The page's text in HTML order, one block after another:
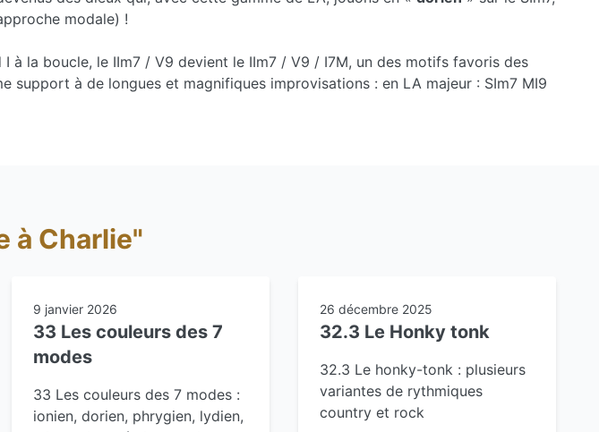
modale) !
à la boucle, le IIm7 / V9 devient le IIm7 / V9 / I7M, un des motifs favoris des
support à de longues et magnifiques improvisations : en LA majeur : SIm7 MI9
à Charlie"
9 janvier 2026
33 Les couleurs des 7
modes
33 Les couleurs des 7 modes :
ionien, dorien, phrygien, lydien,
26 décembre 2025
32.3 Le Honky tonk
32.3 Le honky-tonk : plusieurs
variantes de rythmiques
country et rock